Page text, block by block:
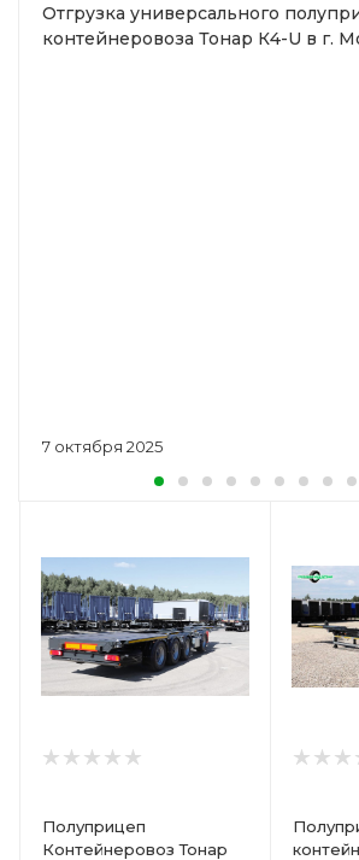
7 октября 2025
Отгрузка универсального
контейнеровоза Тонар К4-U в г.
Полуприцеп
Контейнеровоз Тонар